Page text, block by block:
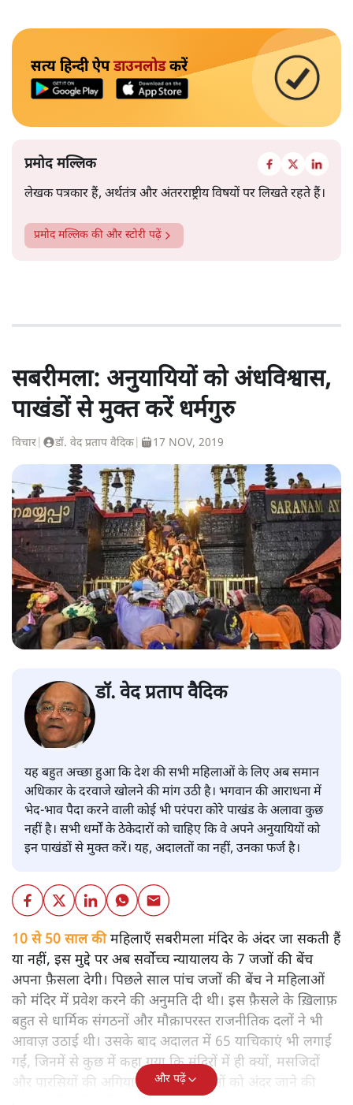
सत्य हिन्दी ऐपडाउनलोडकरें
प्रमोद मल्लिक
लेखक पत्रकार हैं, अर्थतंत्र और अंतरराष्ट्रीय विषयों पर लिखते रहते हैं।
प्रमोद मल्लिक की और स्टोरी पढ़ें
सबरीमला: अनुयायियों को अंधविश्वास,
पाखंडों से मुक्त करें धर्मगुरु
विचार डॉ. वेद प्रताप वैदिक 17 NOV, 2019
डॉ. वेद प्रताप वैदिक
यह बहुत अच्छा हुआ कि देश की सभी महिलाओं के लिए अब समान
अधिकार के दरवाजे खोलने की मांग उठी है। भगवान की आराधना में
भेद-भाव पैदा करने वाली कोई भी परंपरा कोरे पाखंड के अलावा कुछ
नहीं है। सभी धर्मों के ठेकेदारों को चाहिए कि वे अपने अनुयायियों को
इन पाखंडों से मुक्त करें। यह, अदालतों का नहीं, उनका फर्ज है।
10 से 50 साल कीमहिलाएँ सबरीमला मंदिर के अंदर जा सकती हैं
या नहीं, इस मुद्दे पर अब सर्वोच्च न्यायालय के 7 जजों की बेंच
अपना फ़ैसला देगी। पिछले साल पांच जजों की बेंच ने महिलाओं
को मंदिर में प्रवेश करने की अनुमति दी थी। इस फ़ैसले के ख़िलाफ़
बहुत से धार्मिक संगठनों और मौक़ापरस्त राजनीतिक दलों ने भी
आवाज़ उठाई थी। उसके बाद अदालत में 65 याचिकाएं भी लगाई
गईं, जिनमें से कुछ में कहा गया कि मंदिरों में ही क्यों, मसजिदों
और पारसियों की अगियारी में भी महिलाओं को अंदर जाने की
और पढ़ें